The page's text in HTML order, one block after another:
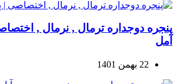
پنجره دوجداره ترمال , نرمال ,
آمل
22 بهمن 1401